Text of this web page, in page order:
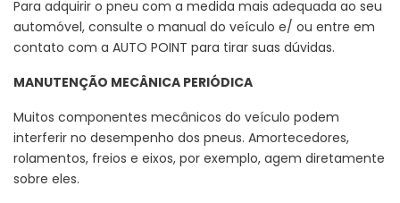
Para adquirir o pneu com a medida mais adequada ao seu
automóvel, consulte o manual do veículo e/ ou entre em
contato com a AUTO POINT para tirar suas dúvidas.
MANUTENÇÃO MECÂNICA PERIÓDICA
Muitos componentes mecânicos do veículo podem
interferir no desempenho dos pneus. Amortecedores,
rolamentos, freios e eixos, por exemplo, agem diretamente
sobre eles.